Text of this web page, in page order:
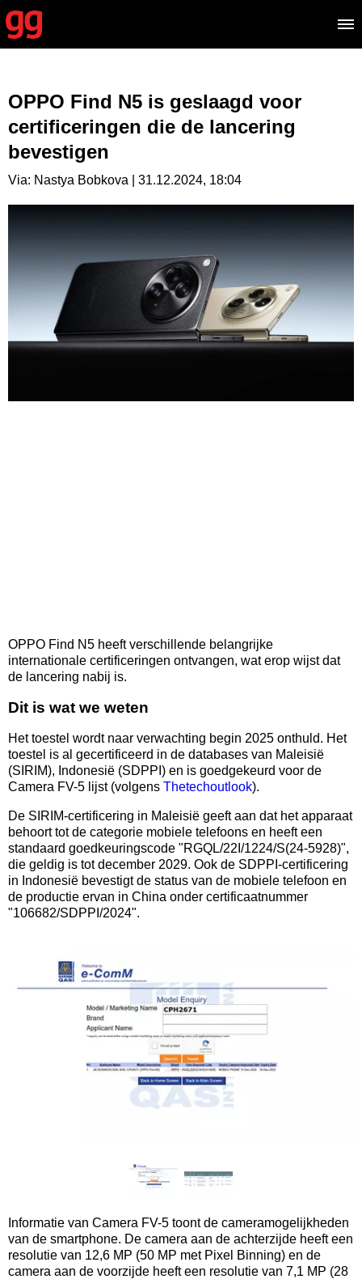
OPPO Find N5 is geslaagd voor
certificeringen die de lancering
bevestigen
Via: Nastya Bobkova | 31.12.2024, 18:04
OPPO Find N5 heeft verschillende belangrijke
internationale certificeringen ontvangen, wat erop wijst dat
de lancering nabij is.
Dit is wat we weten
Het toestel wordt naar verwachting begin 2025 onthuld. Het
toestel is al gecertificeerd in de databases van Maleisië
(SIRIM), Indonesië (SDPPI) en is goedgekeurd voor de
Camera FV-5 lijst (volgens Thetechoutlook).
De SIRIM-certificering in Maleisië geeft aan dat het apparaat
behoort tot de categorie mobiele telefoons en heeft een
standaard goedkeuringscode "RGQL/22I/1224/S(24-5928)",
die geldig is tot december 2029. Ook de SDPPI-certificering
in Indonesië bevestigt de status van de mobiele telefoon en
de productie ervan in China onder certificaatnummer
"106682/SDPPI/2024".
Informatie van Camera FV-5 toont de cameramogelijkheden
van de smartphone. De camera aan de achterzijde heeft een
resolutie van 12,6 MP (50 MP met Pixel Binning) en de
camera aan de voorzijde heeft een resolutie van 7,1 MP (28